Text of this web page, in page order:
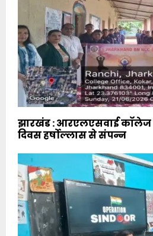
झारखंड : आरएलएसवाई कॉलेज
दिवस हर्षोल्लास से संपन्न